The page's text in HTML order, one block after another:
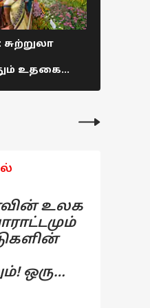
: சுற்றுலா
உதகை
உலக
ஒரு